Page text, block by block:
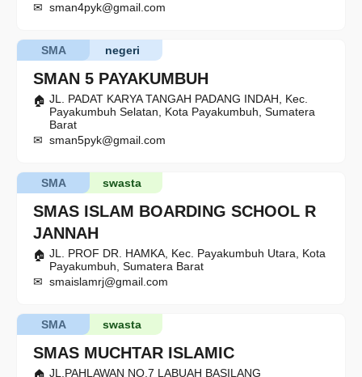
sman4pyk@gmail.com
SMAN 5 PAYAKUMBUH
negeri
SMA
JL. PADAT KARYA TANGAH PADANG INDAH, Kec.
Payakumbuh Selatan, Kota Payakumbuh, Sumatera
Barat
sman5pyk@gmail.com
SMAS ISLAM BOARDING SCHOOL R
JANNAH
swasta
SMA
JL. PROF DR. HAMKA, Kec. Payakumbuh Utara, Kota
Payakumbuh, Sumatera Barat
smaislamrj@gmail.com
SMAS MUCHTAR ISLAMIC
swasta
SMA
JL.PAHLAWAN NO.7 LABUAH BASILANG